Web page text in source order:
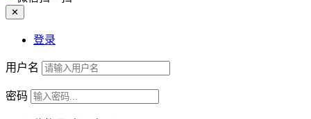
✕
登录
用户名
密码